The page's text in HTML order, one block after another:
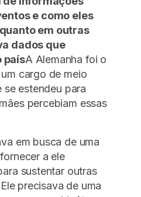
e como eles
em outras
dados que
paísA Alemanha foi o
cargo de meio
se estendeu para
percebiam essas
em busca de uma
a ele
sustentar outras
precisava de uma